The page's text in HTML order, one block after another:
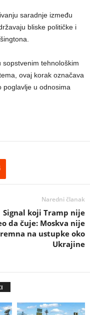
saradnje između
bliske političke i
tehnološkim
ovaj korak označava
poglavlje u odnosima
Naredni članak
Signal koji Tramp nije
da čuje: Moskva nije
na ustupke oko
Ukrajine